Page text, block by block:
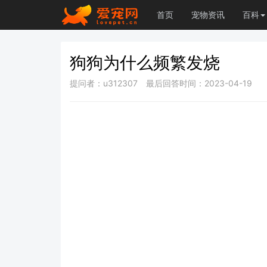
首页 宠物资讯 百科
狗狗为什么频繁发烧
提问者：u312307 最后回答时间：2023-04-19